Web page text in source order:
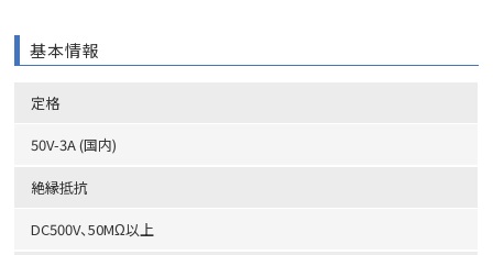
基本情報
定格
50V-3A (国内)
絶縁抵抗
DC500V、50MΩ以上